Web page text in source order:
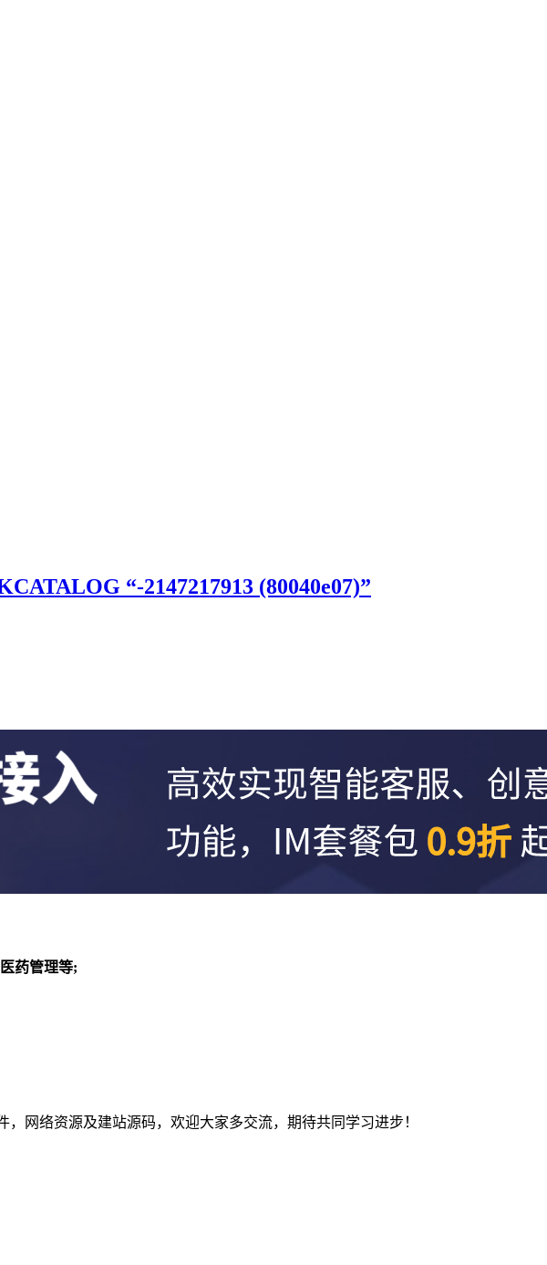
“-2147217913 (80040e07)”
药管理等;
网络资源及建站源码，欢迎大家多交流，期待共同学习进步！